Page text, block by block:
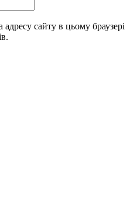
розтушуйте межі.
сайту в цьому браузері